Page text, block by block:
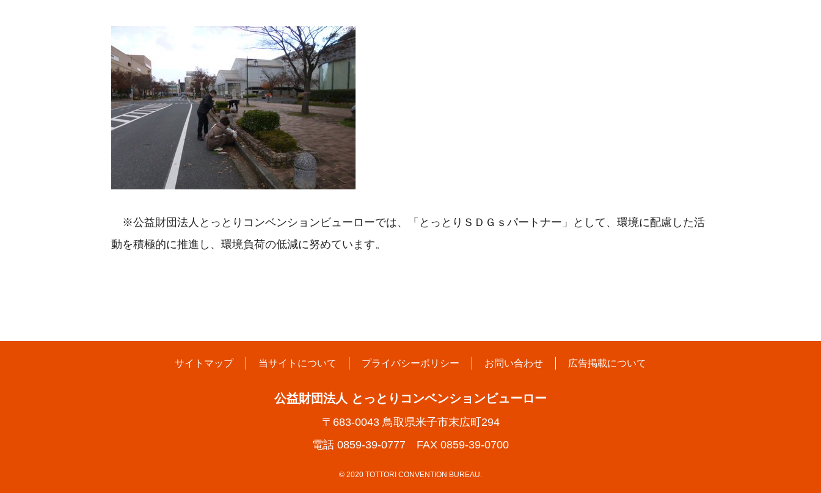
※公益財団法人とっとりコンベンションビューローでは、「とっとりＳＤＧｓパートナー」として、環境に配慮した活
動を積極的に推進し、環境負荷の低減に努めています。
サイトマップ 当サイトについて プライバシーポリシー お問い合わせ 広告掲載について
公益財団法人 とっとりコンベンションビューロー
〒683-0043 鳥取県米子市末広町294
電話 0859-39-0777 FAX 0859-39-0700
© 2020 TOTTORI CONVENTION BUREAU.